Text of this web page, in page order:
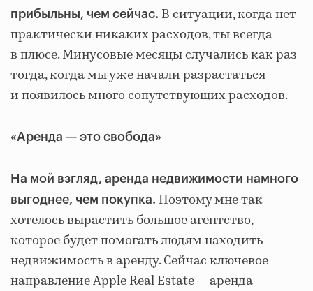
прибыльны, чем сейчас. В ситуации, когда нет
практически никаких расходов, ты всегда
в плюсе. Минусовые месяцы случались как раз
тогда, когда мы уже начали разрастаться
и появилось много сопутствующих расходов.
«Аренда — это свобода»
На мой взгляд, аренда недвижимости намного
выгоднее, чем покупка. Поэтому мне так
хотелось вырастить большое агентство,
которое будет помогать людям находить
недвижимость в аренду. Сейчас ключевое
направление Apple Real Estate — аренда